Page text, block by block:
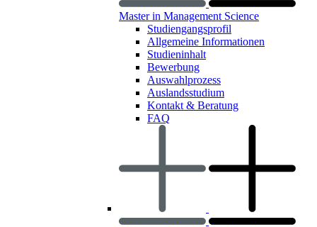
Master in Management Science
Studiengangsprofil
Allgemeine Informationen
Studieninhalt
Bewerbung
Auswahlprozess
Auslandsstudium
Kontakt & Beratung
FAQ